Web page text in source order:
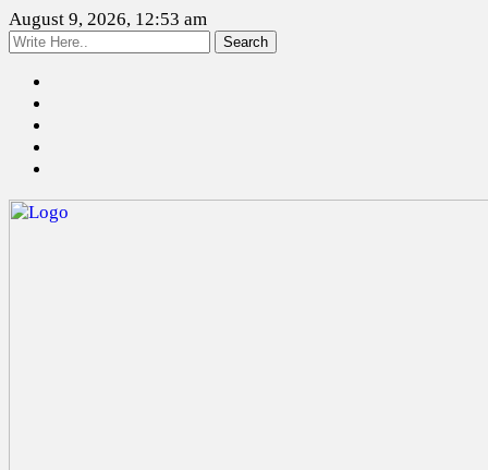
August 9, 2026, 12:53 am
Search